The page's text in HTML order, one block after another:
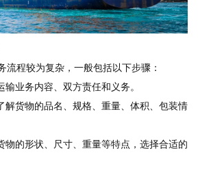
流程较为复杂，一般包括以下步骤：
业务内容、双方责任和义务。
解货物的品名、规格、重量、体积、包装情
物的形状、尺寸、重量等特点，选择合适的